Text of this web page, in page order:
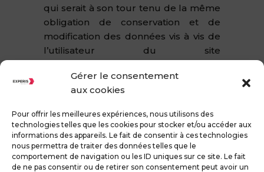
Gérer le consentement
aux cookies
Pour offrir les meilleures expériences, nous utilisons des
technologies telles que les cookies pour stocker et/ou accéder aux
informations des appareils. Le fait de consentir à ces technologies
nous permettra de traiter des données telles que le
comportement de navigation ou les ID uniques sur ce site. Le fait
de ne pas consentir ou de retirer son consentement peut avoir un
qui serait à son tour tenu de la même
obligation de conservation et de
modification des données vis à vis de
l’utilisateur du site
Pour assurer la sécurité et la
Personnelles et des Données
Personnelles de Santé, Experis
Transit utilise des réseaux protégés
par des dispositifs standards tels que
par pare-feu, la pseudonymisation,